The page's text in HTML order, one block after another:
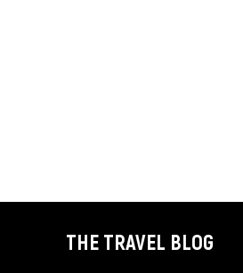
THE TRAVEL BLOG